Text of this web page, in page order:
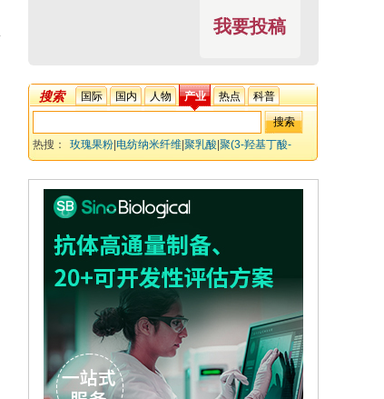
我要投稿
搜索 国际 国内 人物 产业 热点 科普
热搜： 玫瑰果粉 电纺纳米纤维 聚乳酸 聚(3-羟基丁酸-